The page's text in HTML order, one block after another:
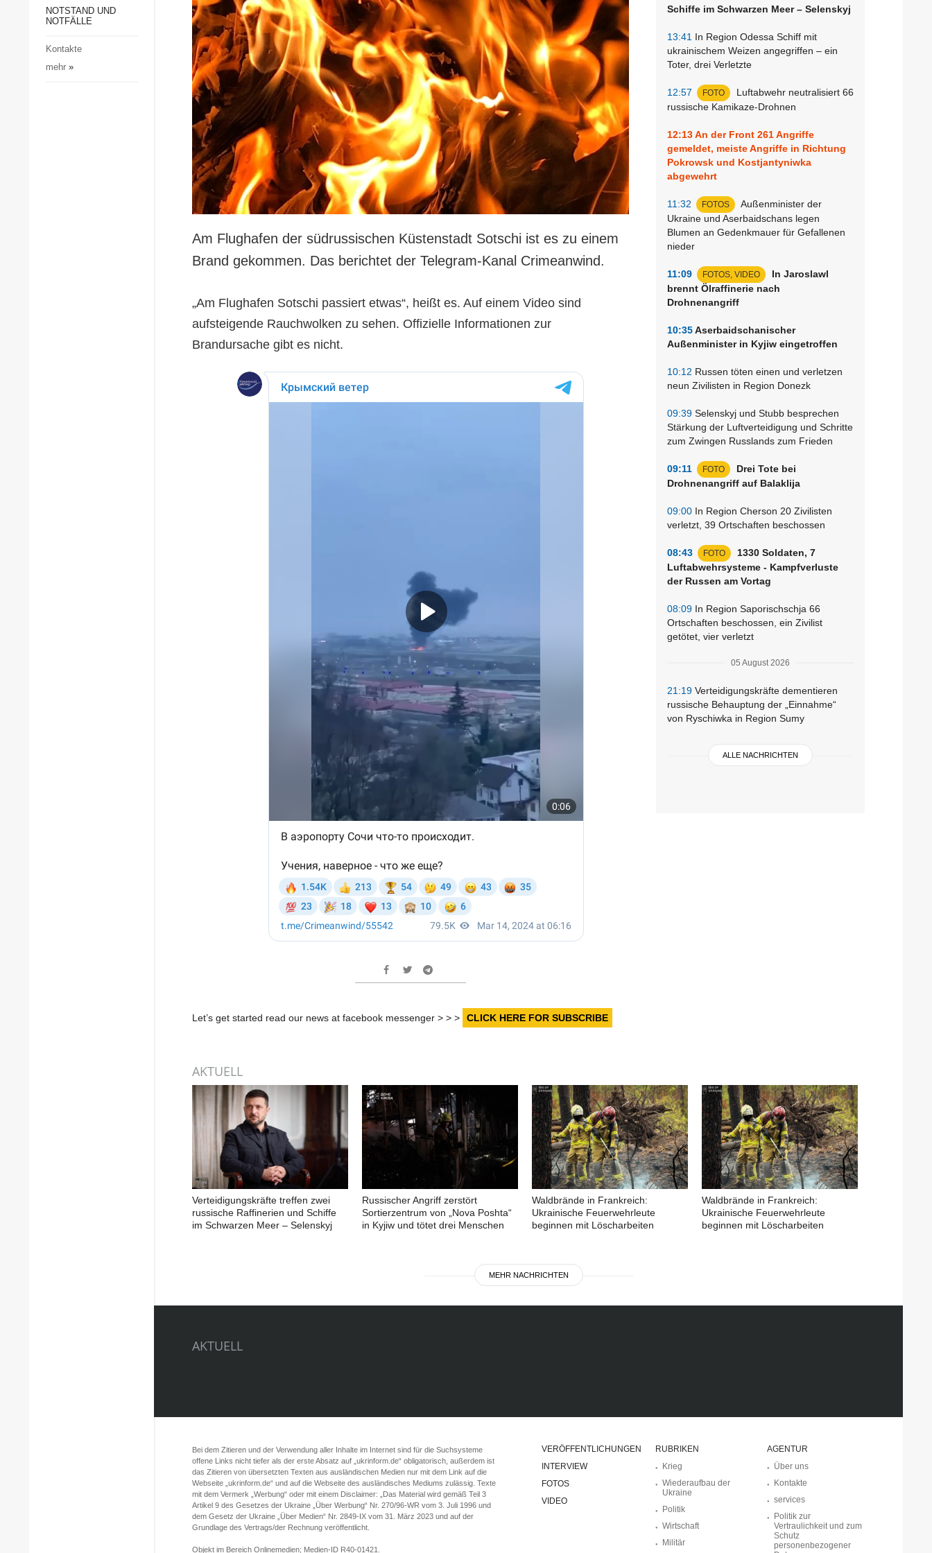
Gesellschaft und Kultur
Notstand und Notfälle
NOTSTAND UND
NOTFÄLLE
Kontakte
mehr»
Schiffe im Schwarzen Meer – Selenskyj
13:41 In Region Odessa Schiff mit
ukrainischem Weizen angegriffen – ein
Toter, drei Verletzte
12:57 FOTO
Luftabwehr neutralisiert 66
russische Kamikaze-Drohnen
12:13An der Front 261 Angriffe
gemeldet, meiste Angriffe in Richtung
Pokrowsk und Kostjantyniwka
abgewehrt
11:32 FOTOS
Außenminister der
Ukraine und Aserbaidschans legen
Blumen an Gedenkmauer für Gefallenen
nieder
11:09 FOTOS, VIDEO
In Jaroslawl
brennt Ölraffinerie nach
Drohnenangriff
10:35Aserbaidschanischer
Außenminister in Kyjiw eingetroffen
10:12 Russen töten einen und verletzen
neun Zivilisten in Region Donezk
09:39 Selenskyj und Stubb besprechen
Stärkung der Luftverteidigung und Schritte
zum Zwingen Russlands zum Frieden
09:11 FOTO
Drei Tote bei
Drohnenangriff auf Balaklija
09:00 In Region Cherson 20 Zivilisten
verletzt, 39 Ortschaften beschossen
08:43 FOTO
1330 Soldaten, 7
Luftabwehrsysteme - Kampfverluste
der Russen am Vortag
08:09 In Region Saporischschja 66
Ortschaften beschossen, ein Zivilist
getötet, vier verletzt
05 August 2026
21:19 Verteidigungskräfte dementieren
russische Behauptung der „Einnahme“
von Ryschiwka in Region Sumy
ALLE NACHRICHTEN
Am Flughafen der südrussischen Küstenstadt Sotschi ist es zu einem
Brand gekommen. Das berichtet der Telegram-Kanal Crimeanwind.
„Am Flughafen Sotschi passiert etwas“, heißt es. Auf einem Video sind
aufsteigende Rauchwolken zu sehen. Offizielle Informationen zur
Brandursache gibt es nicht.
Let’s get started read our news at facebook messenger > > > CLICK HERE FOR SUBSCRIBE
AKTUELL
Verteidigungskräfte treffen zwei
russische Raffinerien und Schiffe
im Schwarzen Meer – Selenskyj
Russischer Angriff zerstört
Sortierzentrum von „Nova Poshta“
in Kyjiw und tötet drei Menschen
Waldbrände in Frankreich:
Ukrainische Feuerwehrleute
beginnen mit Löscharbeiten
Waldbrände in Frankreich:
Ukrainische Feuerwehrleute
beginnen mit Löscharbeiten
MEHR NACHRICHTEN
AKTUELL
steigt auf 13
RUBRIKEN
Krieg
Wiederaufbau der
Ukraine
Politik
Wirtschaft
Militär
AGENTUR
Über uns
Kontakte
services
Politik zur
Vertraulichkeit und zum
Schutz
personenbezogener
VERÖFFENTLICHUNGEN
INTERVIEW
FOTOS
VIDEO
Bei dem Zitieren und der Verwendung aller Inhalte im Internet sind für die Suchsysteme
offene Links nicht tiefer als der erste Absatz auf „ukrinform.de“ obligatorisch, außerdem ist
das Zitieren von übersetzten Texten aus ausländischen Medien nur mit dem Link auf die
Webseite „ukrinform.de“ und auf die Webseite des ausländisches Mediums zulässig. Texte
mit dem Vermerk „Werbung“ oder mit einem Disclaimer: „Das Material wird gemäß Teil 3
Artikel 9 des Gesetzes der Ukraine „Über Werbung“ Nr. 270/96-WR vom 3. Juli 1996 und
dem Gesetz der Ukraine „Über Medien“ Nr. 2849-IX vom 31. März 2023 und auf der
Grundlage des Vertrags/der Rechnung veröffentlicht.
Objekt im Bereich Onlinemedien; Medien-ID R40-01421.